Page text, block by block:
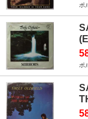
ポ
ポ